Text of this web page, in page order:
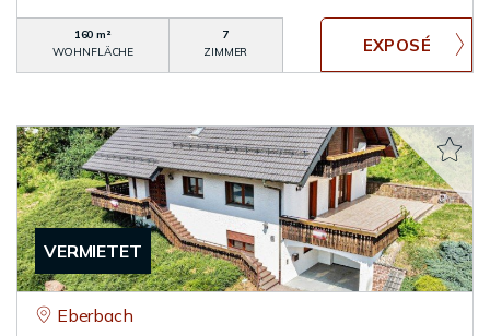
160 m²
WOHNFLÄCHE
7
ZIMMER
VERMIETET
Eberbach